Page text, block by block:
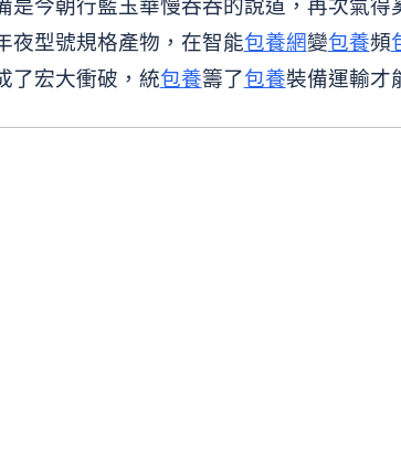
夜型號規格產物，在智能包養網變包養頻
了宏大衝破，統包養籌了包養裝備運輸才